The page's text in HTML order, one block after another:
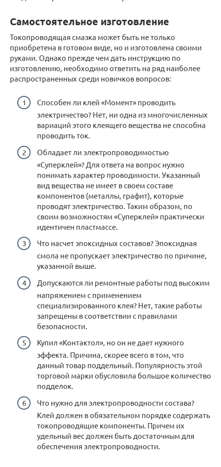
Самостоятельное изготовление
Токопроводящая смазка может быть не только
приобретена в готовом виде, но и изготовлена своими
руками. Однако прежде чем дать инструкцию по
изготовлению, необходимо ответить на ряд наиболее
распространенных среди новичков вопросов:
Способен ли клей «Момент» проводить
электричество? Нет, ни одна из многочисленных
вариаций этого клеящего вещества не способна
проводить ток.
Обладает ли электропроводимостью
«Суперклей»? Для ответа на вопрос нужно
понимать характер проводимости. Указанный
вид вещества не имеет в своем составе
компонентов (металлы, графит), которые
проводят электричество. Таким образом, по
своим возможностям «Суперклей» практически
идентичен пластмассе.
Что насчет эпоксидных составов? Эпоксидная
смола не пропускает электричество по причине,
указанной выше.
Допускаются ли ремонтные работы под высоким
напряжением с применением
специализированного клея? Нет, такие работы
запрещены в соответствии с правилами
безопасности.
Купил «Контактол», но он не дает нужного
эффекта. Причина, скорее всего в том, что
данный товар поддельный. Популярность этой
торговой марки обусловила большое количество
подделок.
Что нужно для электропроводности состава?
Клей должен в обязательном порядке содержать
токопроводящие компоненты. Причем их
удельный вес должен быть достаточным для
обеспечения электропроводности.